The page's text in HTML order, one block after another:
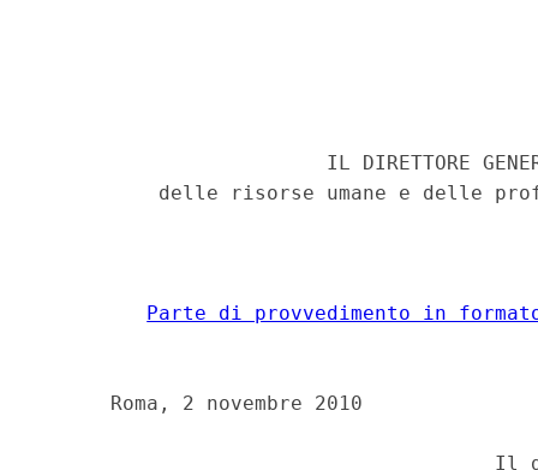
IL DIRETTORE
delle risorse umane e delle
Parte di provvedimento in
      Roma, 2 novembre 2010